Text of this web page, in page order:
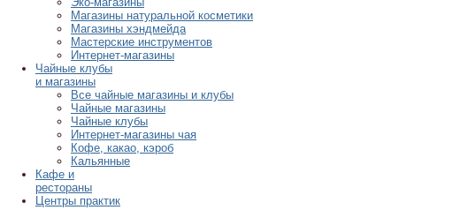
Магазины натуральной косметики
Магазины хэндмейда
Мастерские инструментов
Интернет-магазины
Чайные клубы
и магазины
Все чайные магазины и клубы
Чайные магазины
Чайные клубы
Интернет-магазины чая
Кофе, какао, кэроб
Кальянные
Кафе и
рестораны
Центры практик